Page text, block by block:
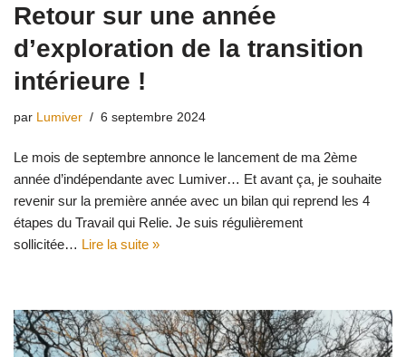
Retour sur une année
d’exploration de la transition
intérieure !
par Lumiver 6 septembre 2024
Le mois de septembre annonce le lancement de ma 2ème
année d’indépendante avec Lumiver… Et avant ça, je souhaite
revenir sur la première année avec un bilan qui reprend les 4
étapes du Travail qui Relie. Je suis régulièrement
sollicitée… Lire la suite »